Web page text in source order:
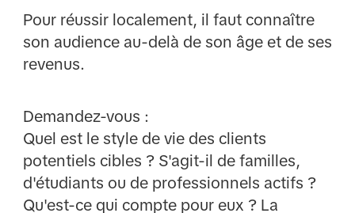
Pour réussir localement, il faut connaître
son audience au-delà de son âge et de ses
revenus.
Demandez-vous :
Quel est le style de vie des clients
potentiels cibles ? S'agit-il de familles,
d'étudiants ou de professionnels actifs ?
Qu'est-ce qui compte pour eux ? La